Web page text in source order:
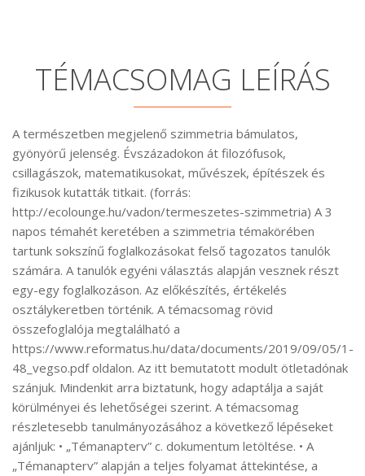
TÉMACSOMAG LEÍRÁS
A természetben megjelenő szimmetria bámulatos,
gyönyörű jelenség. Évszázadokon át filozófusok,
csillagászok, matematikusokat, művészek, építészek és
fizikusok kutatták titkait. (forrás:
http://ecolounge.hu/vadon/termeszetes-szimmetria) A 3
napos témahét keretében a szimmetria témakörében
tartunk sokszínű foglalkozásokat felső tagozatos tanulók
számára. A tanulók egyéni választás alapján vesznek részt
egy-egy foglalkozáson. Az előkészítés, értékelés
osztálykeretben történik. A témacsomag rövid
összefoglalója megtalálható a
https://www.reformatus.hu/data/documents/2019/09/05/1-
48_vegso.pdf oldalon. Az itt bemutatott modult ötletadónak
szánjuk. Mindenkit arra biztatunk, hogy adaptálja a saját
körülményei és lehetőségei szerint. A témacsomag
részletesebb tanulmányozásához a következő lépéseket
ajánljuk: • „Témanapterv” c. dokumentum letöltése. • A
„Témanapterv” alapján a teljes folyamat áttekintése, a